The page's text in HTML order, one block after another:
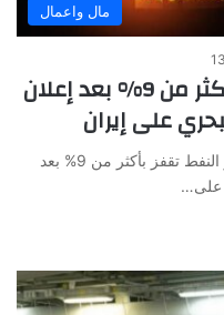
مال واعمال
13
عاجل | أسعار النفط تقفز بأكثر من 9% بعد إعلان
على إيران
ملخص الخبر:عاجل | أسعار النفط تقفز بأكثر من 9% بعد
على…